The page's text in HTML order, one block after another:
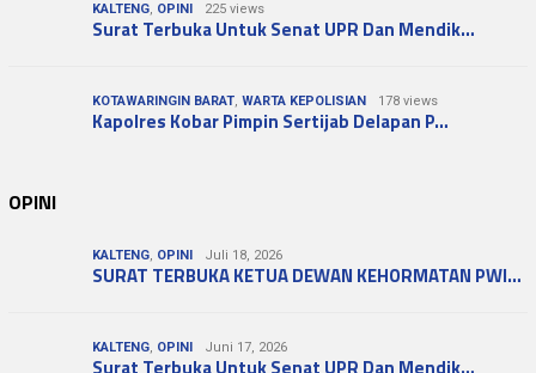
KALTENG, OPINI 225 views
Surat Terbuka Untuk Senat UPR Dan Mendik…
KOTAWARINGIN BARAT, WARTA KEPOLISIAN 178 views
Kapolres Kobar Pimpin Sertijab Delapan P…
OPINI
KALTENG, OPINI Juli 18, 2026
SURAT TERBUKA KETUA DEWAN KEHORMATAN PWI…
KALTENG, OPINI Juni 17, 2026